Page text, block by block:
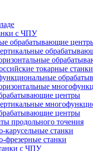
с ЧПУ
обрабатывающие
токарные станки
центры
центры
продольного точения
карусельные станки
фрезерные станки
с ЧПУ